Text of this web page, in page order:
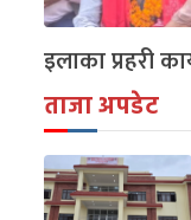
इलाका प्रहरी
ताजा अपडेट